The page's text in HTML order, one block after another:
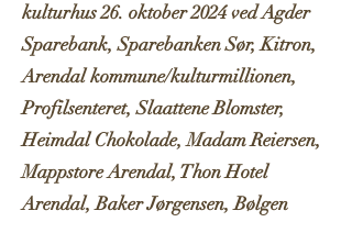
kulturhus 26. oktober 2024 ved Agder
Sparebank, Sparebanken Sør, Kitron,
Arendal kommune/kulturmillionen,
Profilsenteret, Slaattene Blomster,
Heimdal Chokolade, Madam Reiersen,
Mappstore Arendal, Thon Hotel
Arendal, Baker Jørgensen, Bølgen